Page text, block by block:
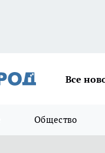
Все
Общество